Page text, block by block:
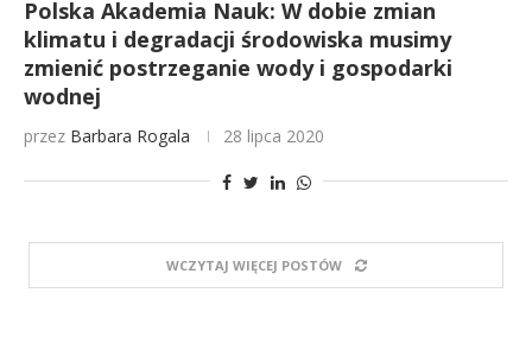
Polska Akademia Nauk: W dobie zmian
klimatu i degradacji środowiska musimy
zmienić postrzeganie wody i gospodarki
wodnej
przez Barbara Rogala 28 lipca 2020
WCZYTAJ WIĘCEJ POSTÓW